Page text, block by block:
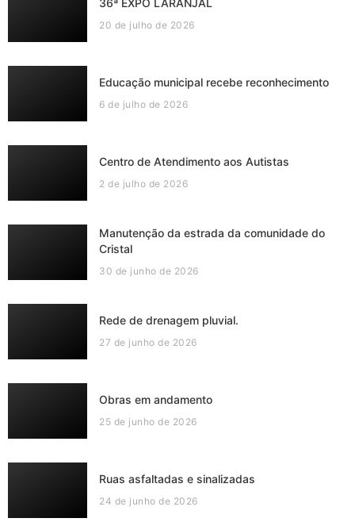
20 de julho de 2026
Educação municipal recebe reconhecimento
6 de julho de 2026
Centro de Atendimento aos Autistas
2 de julho de 2026
Manutenção da estrada da comunidade do
Cristal
30 de junho de 2026
Rede de drenagem pluvial.
27 de junho de 2026
Obras em andamento
25 de junho de 2026
Ruas asfaltadas e sinalizadas
24 de junho de 2026